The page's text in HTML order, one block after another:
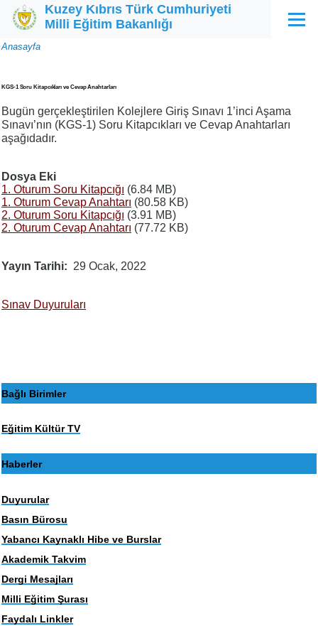
Ana içeriğe atla
Kuzey Kıbrıs Türk Cumhuriyeti
Milli Eğitim Bakanlığı
Menü
Sayfa
Anasayfa
KGS-1 Soru Kitapcıkları ve Cevap Anahtarları
Bugün gerçekleştirilen Kolejlere Giriş Sınavı 1’inci Aşama
Sınavı’nın (KGS-1) Soru Kitapcıkları ve Cevap Anahtarları
aşağıdadır.
Dosya Eki
1. Oturum Soru Kitapcığı (6.84 MB)
1. Oturum Cevap Anahtarı (80.58 KB)
2. Oturum Soru Kitapcığı (3.91 MB)
2. Oturum Cevap Anahtarı (77.72 KB)
Yayın Tarihi 29 Ocak, 2022
Sınav Duyuruları
Bağlı Birimler
Eğitim Kültür TV
Haberler
Duyurular
Basın Bürosu
Yabancı Kaynaklı Hibe ve Burslar
Akademik Takvim
Dergi Mesajları
Milli Eğitim Şurası
Faydalı Linkler